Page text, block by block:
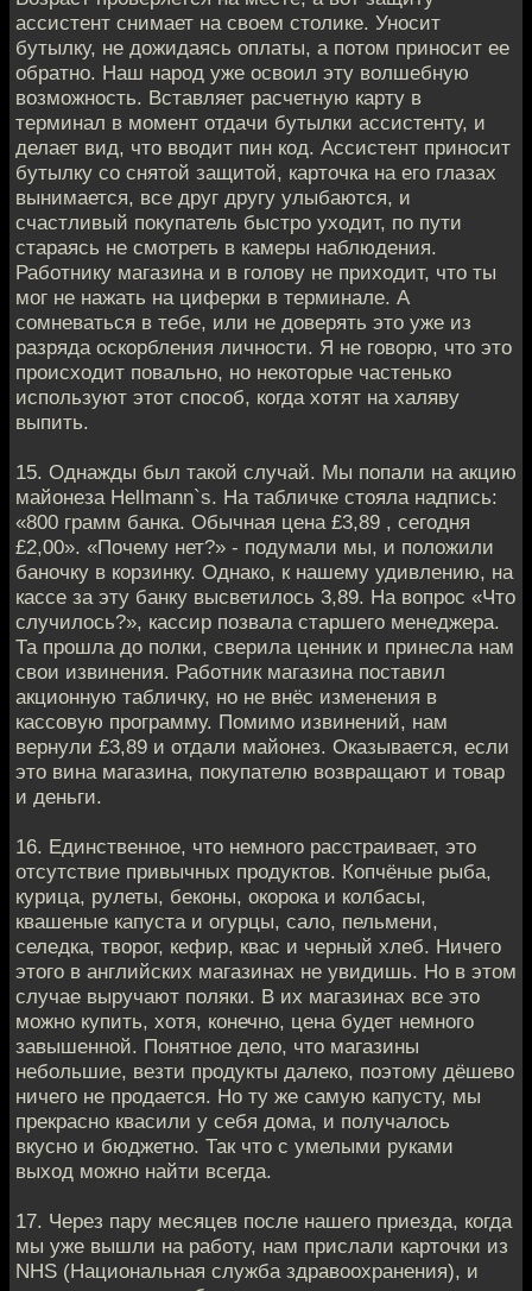
ассистент снимает на своем столике. Уносит
бутылку, не дожидаясь оплаты, а потом приносит ее
обратно. Наш народ уже освоил эту волшебную
возможность. Вставляет расчетную карту в
терминал в момент отдачи бутылки ассистенту, и
делает вид, что вводит пин код. Ассистент приносит
бутылку со снятой защитой, карточка на его глазах
вынимается, все друг другу улыбаются, и
счастливый покупатель быстро уходит, по пути
стараясь не смотреть в камеры наблюдения.
Работнику магазина и в голову не приходит, что ты
мог не нажать на циферки в терминале. А
сомневаться в тебе, или не доверять это уже из
разряда оскорбления личности. Я не говорю, что это
происходит повально, но некоторые частенько
используют этот способ, когда хотят на халяву
выпить.
15. Однажды был такой случай. Мы попали на акцию
майонеза Hellmann`s. На табличке стояла надпись:
«800 грамм банка. Обычная цена £3,89 , сегодня
£2,00». «Почему нет?» - подумали мы, и положили
баночку в корзинку. Однако, к нашему удивлению, на
кассе за эту банку высветилось 3,89. На вопрос «Что
случилось?», кассир позвала старшего менеджера.
Та прошла до полки, сверила ценник и принесла нам
свои извинения. Работник магазина поставил
акционную табличку, но не внёс изменения в
кассовую программу. Помимо извинений, нам
вернули £3,89 и отдали майонез. Оказывается, если
это вина магазина, покупателю возвращают и товар
и деньги.
16. Единственное, что немного расстраивает, это
отсутствие привычных продуктов. Копчёные рыба,
курица, рулеты, беконы, окорока и колбасы,
квашеные капуста и огурцы, сало, пельмени,
селедка, творог, кефир, квас и черный хлеб. Ничего
этого в английских магазинах не увидишь. Но в этом
случае выручают поляки. В их магазинах все это
можно купить, хотя, конечно, цена будет немного
завышенной. Понятное дело, что магазины
небольшие, везти продукты далеко, поэтому дёшево
ничего не продается. Но ту же самую капусту, мы
прекрасно квасили у себя дома, и получалось
вкусно и бюджетно. Так что с умелыми руками
выход можно найти всегда.
17. Через пару месяцев после нашего приезда, когда
мы уже вышли на работу, нам прислали карточки из
NHS (Национальная служба здравоохранения), и